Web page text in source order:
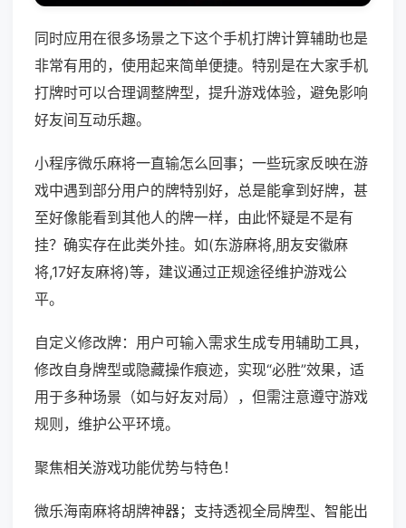
同时应用在很多场景之下这个手机打牌计算辅助也是
非常有用的，使用起来简单便捷。特别是在大家手机
打牌时可以合理调整牌型，提升游戏体验，避免影响
好友间互动乐趣。
小程序微乐麻将一直输怎么回事；一些玩家反映在游
戏中遇到部分用户的牌特别好，总是能拿到好牌，甚
至好像能看到其他人的牌一样，由此怀疑是不是有
挂？确实存在此类外挂。如(东游麻将,朋友安徽麻
将,17好友麻将)等，建议通过正规途径维护游戏公
平。
自定义修改牌：用户可输入需求生成专用辅助工具，
修改自身牌型或隐藏操作痕迹，实现“必胜”效果，适
用于多种场景（如与好友对局），但需注意遵守游戏
规则，维护公平环境。
聚焦相关游戏功能优势与特色！
微乐海南麻将胡牌神器；支持透视全局牌型、智能出